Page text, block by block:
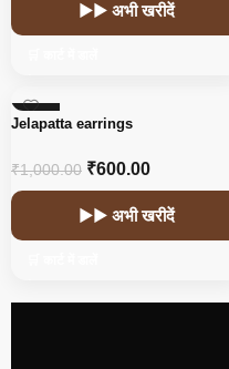
▶▶ अभी खरीदें
-40%
Jelapatta earrings
₹1,000.00 ₹600.00
▶▶ अभी खरीदें